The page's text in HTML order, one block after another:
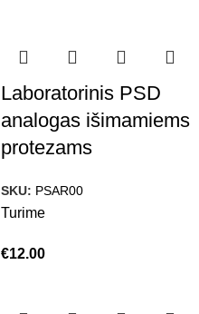
Laboratorinis PSD
analogas išimamiems
protezams
SKU: PSAR00
Turime
€12.00